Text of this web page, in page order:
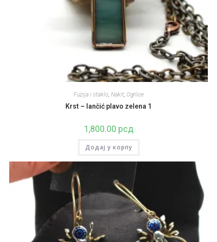
Fuzija i staklo, Nakit, Ogrlice
Krst – lančić plavo zelena 1
1,800.00 рсд
Додај у корпу